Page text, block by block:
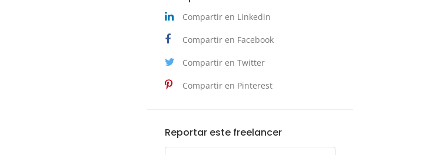
Compartir en Linkedin
Compartir en Facebook
Compartir en Twitter
Compartir en Pinterest
Reportar este freelancer